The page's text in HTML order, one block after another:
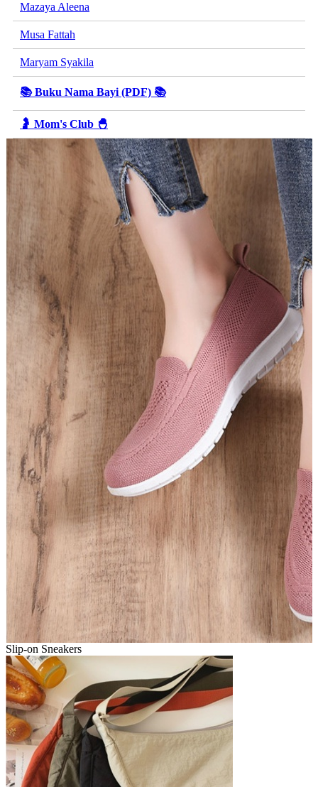
Mazaya Aleena
Musa Fattah
Maryam Syakila
📚 Buku Nama Bayi (PDF) 📚
🤰 Mom's Club 🐣
Slip-on Sneakers